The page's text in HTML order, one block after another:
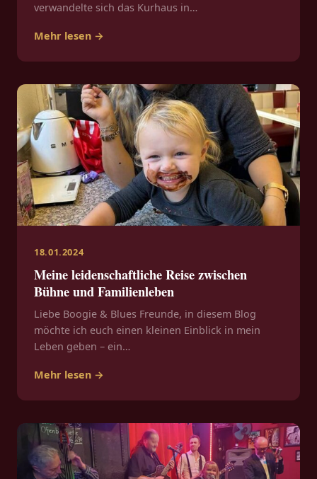
verwandelte sich das Kurhaus in…
Mehr lesen →
18.01.2024
Meine leidenschaftliche Reise zwischen
Bühne und Familienleben
Liebe Boogie & Blues Freunde, in diesem Blog
möchte ich euch einen kleinen Einblick in mein
Leben geben – ein…
Mehr lesen →